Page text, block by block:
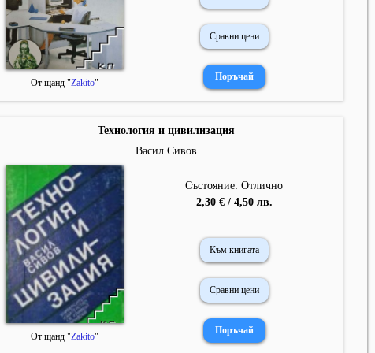
От щанд "Zakito"
Сравни цени
Технология и цивилизация
Васил Сивов
От щанд "Zakito"
Състояние: Отлично
2,30 € / 4,50 лв.
Към книгата
Сравни цени